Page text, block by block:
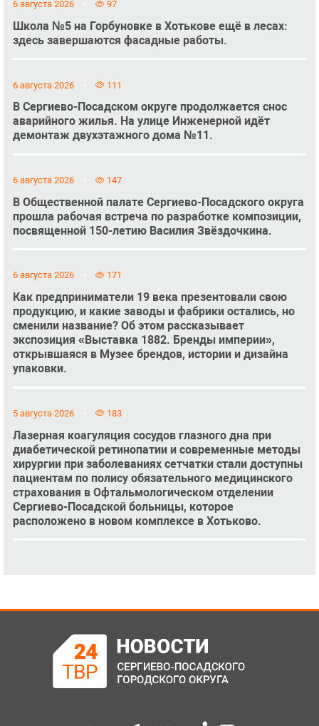
6 августа 2026 97
Школа №5 на Горбуновке в Хотькове ещё в лесах:
здесь завершаются фасадные работы.
6 августа 2026 111
В Сергиево-Посадском округе продолжается снос
аварийного жилья. На улице Инженерной идёт
демонтаж двухэтажного дома №11.
6 августа 2026 147
В Общественной палате Сергиево-Посадского округа
прошла рабочая встреча по разработке композиции,
посвященной 150-летию Василия Звёздочкина.
6 августа 2026 171
Как предприниматели 19 века презентовали свою
продукцию, и какие заводы и фабрики остались, но
сменили название? Об этом рассказывает
экспозиция «Выставка 1882. Бренды империи»,
открывшаяся в Музее брендов, истории и дизайна
упаковки.
5 августа 2026 183
Лазерная коагуляция сосудов глазного дна при
диабетической ретинопатии и современные методы
хирургии при заболеваниях сетчатки стали доступны
пациентам по полису обязательного медицинского
страхования в Офтальмологическом отделении
Сергиево-Посадской больницы, которое
расположено в новом комплексе в Хотьково.